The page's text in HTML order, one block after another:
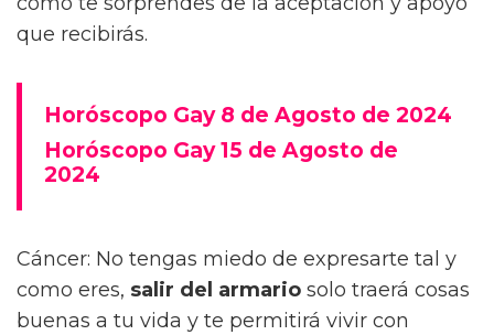
que recibirás.
Horóscopo Gay 8 de Agosto de 2024
Horóscopo Gay 15 de Agosto de
2024
Cáncer: No tengas miedo de expresarte tal y
como eres, salir del armario solo traerá cosas
buenas a tu vida y te permitirá vivir con